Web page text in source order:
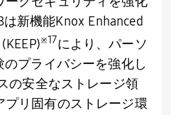
は新機能Knox Enhanced
※17により、パーソ
のプライバシーを強化し
の安全なストレージ領
リ固有のストレージ環